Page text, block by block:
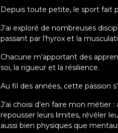
Depuis toute petite, le sport fait
J’ai exploré de nombreuses
passant par l’hyrox et la
Chacune m’apportant des
soi, la rigueur et la résilience.
Au fil des années, cette passion
J’ai choisi d’en faire mon
repousser leurs limites, révéler
aussi bien physiques que